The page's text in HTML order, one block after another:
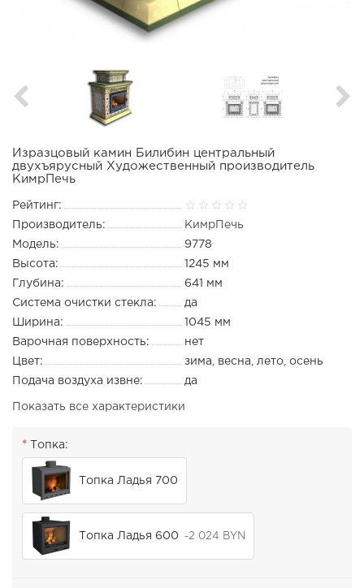
Изразцовый камин Билибин центральный
двухъярусный Художественный производитель
КимрПечь
Рейтинг:
Производитель:
КимрПечь
Модель:
9778
Высота:
1245 мм
Глубина:
641 мм
Система очистки стекла:
да
Ширина:
1045 мм
Варочная поверхность:
нет
Цвет:
зима, весна, лето, осень
Подача воздуха извне:
да
Показать все характеристики
Топка:
Топка Ладья 700
Топка Ладья 600 -2 024 BYN